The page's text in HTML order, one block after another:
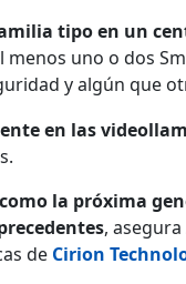
tipo en un
menos uno o dos
y algún que
en las
como la próxima
,
de Cirion